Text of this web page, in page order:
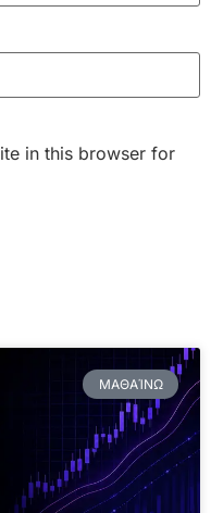
in this browser for
ΜΑΘΑΊΝΩ